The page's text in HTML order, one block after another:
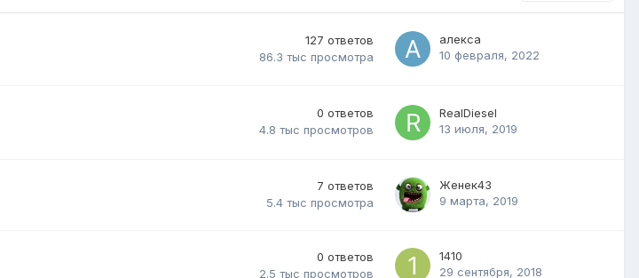
127 ответов
86.3 тыс просмотра
алекса
10 февраля, 2022
0 ответов
4.8 тыс просмотров
RealDiesel
13 июля, 2019
7 ответов
5.4 тыс просмотра
Женек43
9 марта, 2019
0 ответов
2.5 тыс просмотров
1410
29 сентября, 2018